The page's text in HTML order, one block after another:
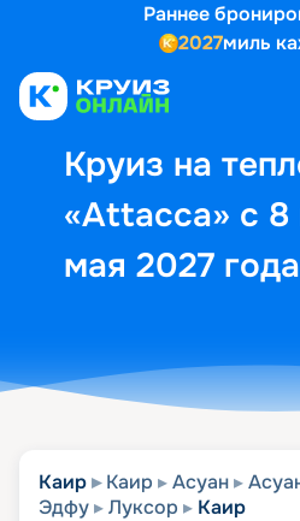
Раннее
2027миль
Круиз на
«Attacca» с 8
мая 2027 года
Выбор
Каир Каир Асуан
Эдфу
Луксор Каир